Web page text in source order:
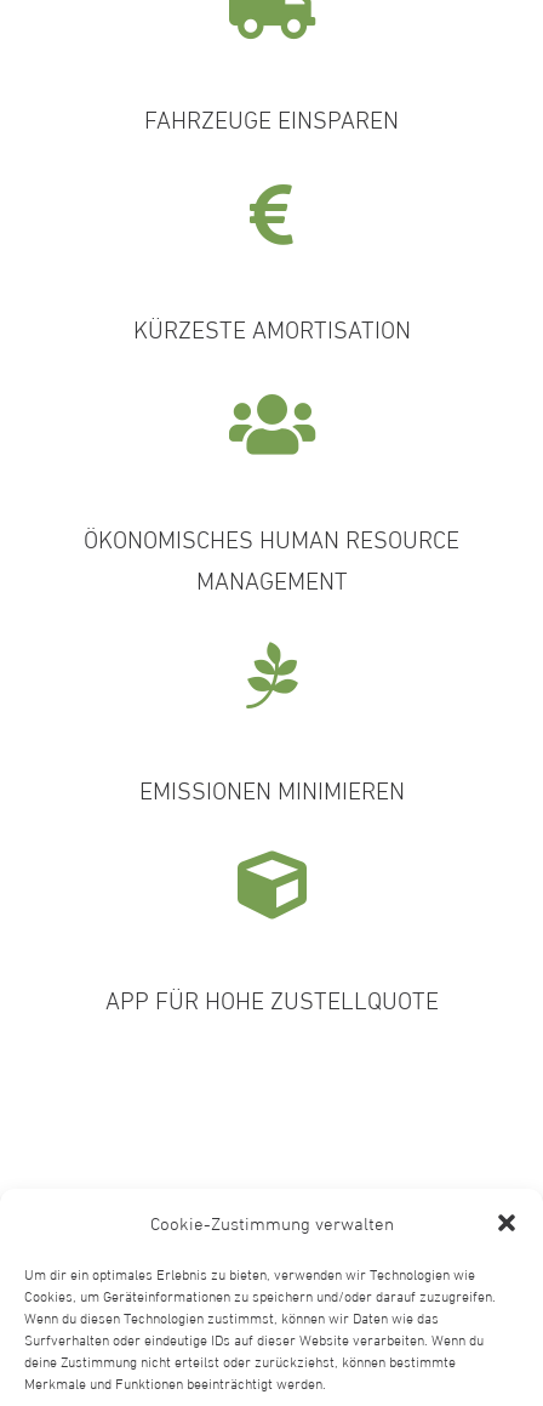
Cookie-Zustimmung verwalten
Um dir ein optimales Erlebnis zu bieten, verwenden wir Technologien wie
Cookies, um Geräteinformationen zu speichern und/oder darauf zuzugreifen.
Wenn du diesen Technologien zustimmst, können wir Daten wie das
Surfverhalten oder eindeutige IDs auf dieser Website verarbeiten. Wenn du
deine Zustimmung nicht erteilst oder zurückziehst, können bestimmte
Merkmale und Funktionen beeinträchtigt werden.
FAHRZEUGE EINSPAREN
KÜRZESTE AMORTISATION
ÖKONOMISCHES HUMAN RESOURCE
MANAGEMENT
EMISSIONEN MINIMIEREN
APP FÜR HOHE ZUSTELLQUOTE